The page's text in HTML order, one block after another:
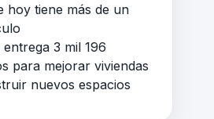
hoy tiene más de un
entrega 3 mil 196
para mejorar viviendas
nuevos espacios